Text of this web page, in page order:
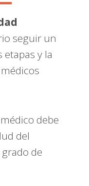
seguir un
y la
debe
del
de